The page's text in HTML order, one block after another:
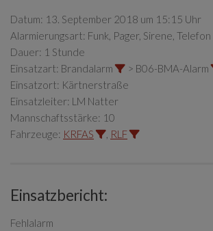
Datum: 13. September 2018 um 15:15 Uhr
Alarmierungsart: Funk, Pager, Sirene, Telefon
Dauer: 1 Stunde
Einsatzart: Brandalarm > B06-BMA-Alarm
Einsatzort: Kärtnerstraße
Einsatzleiter: LM Natter
Mannschaftsstärke: 10
Fahrzeuge: KRFAS RLF
Einsatzbericht:
Fehlalarm